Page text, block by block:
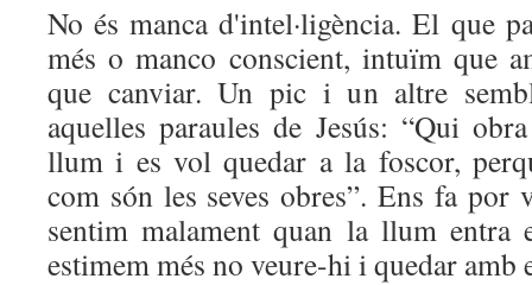
No és manca d'intel·ligència. El que
més o manco conscient, intuïm que
que canviar. Un pic i un altre
aquelles paraules de Jesús: “Qui
llum i es vol quedar a la foscor,
com són les seves obres”. Ens fa por
sentim malament quan la llum entra
estimem més no veure-hi i quedar amb